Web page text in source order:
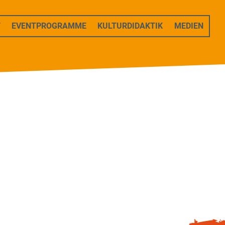
EVENTPROGRAMME KULTURDIDAKTIK MEDIEN